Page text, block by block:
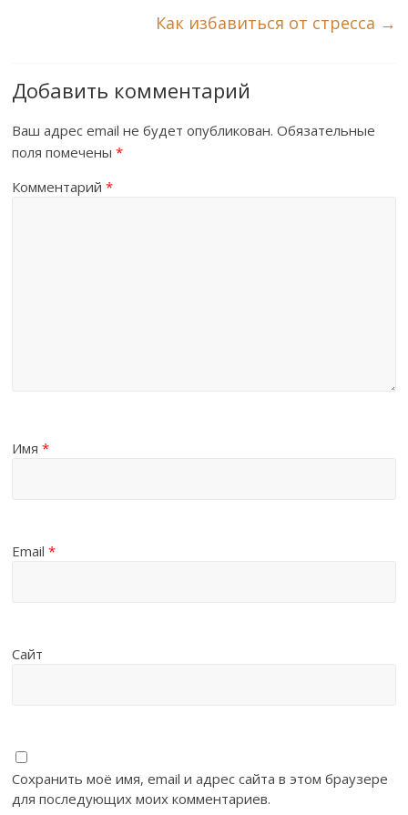
Как избавиться от стресса →
Добавить комментарий
Ваш адрес email не будет опубликован. Обязательные
поля помечены*
Комментарий*
Имя*
Email*
Сайт
Сохранить моё имя, email и адрес сайта в этом браузере
для последующих моих комментариев.